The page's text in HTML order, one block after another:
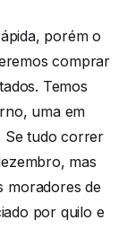
porém o
comprar
Temos
uma em
Se tudo correr
mas
moradores de
por quilo e